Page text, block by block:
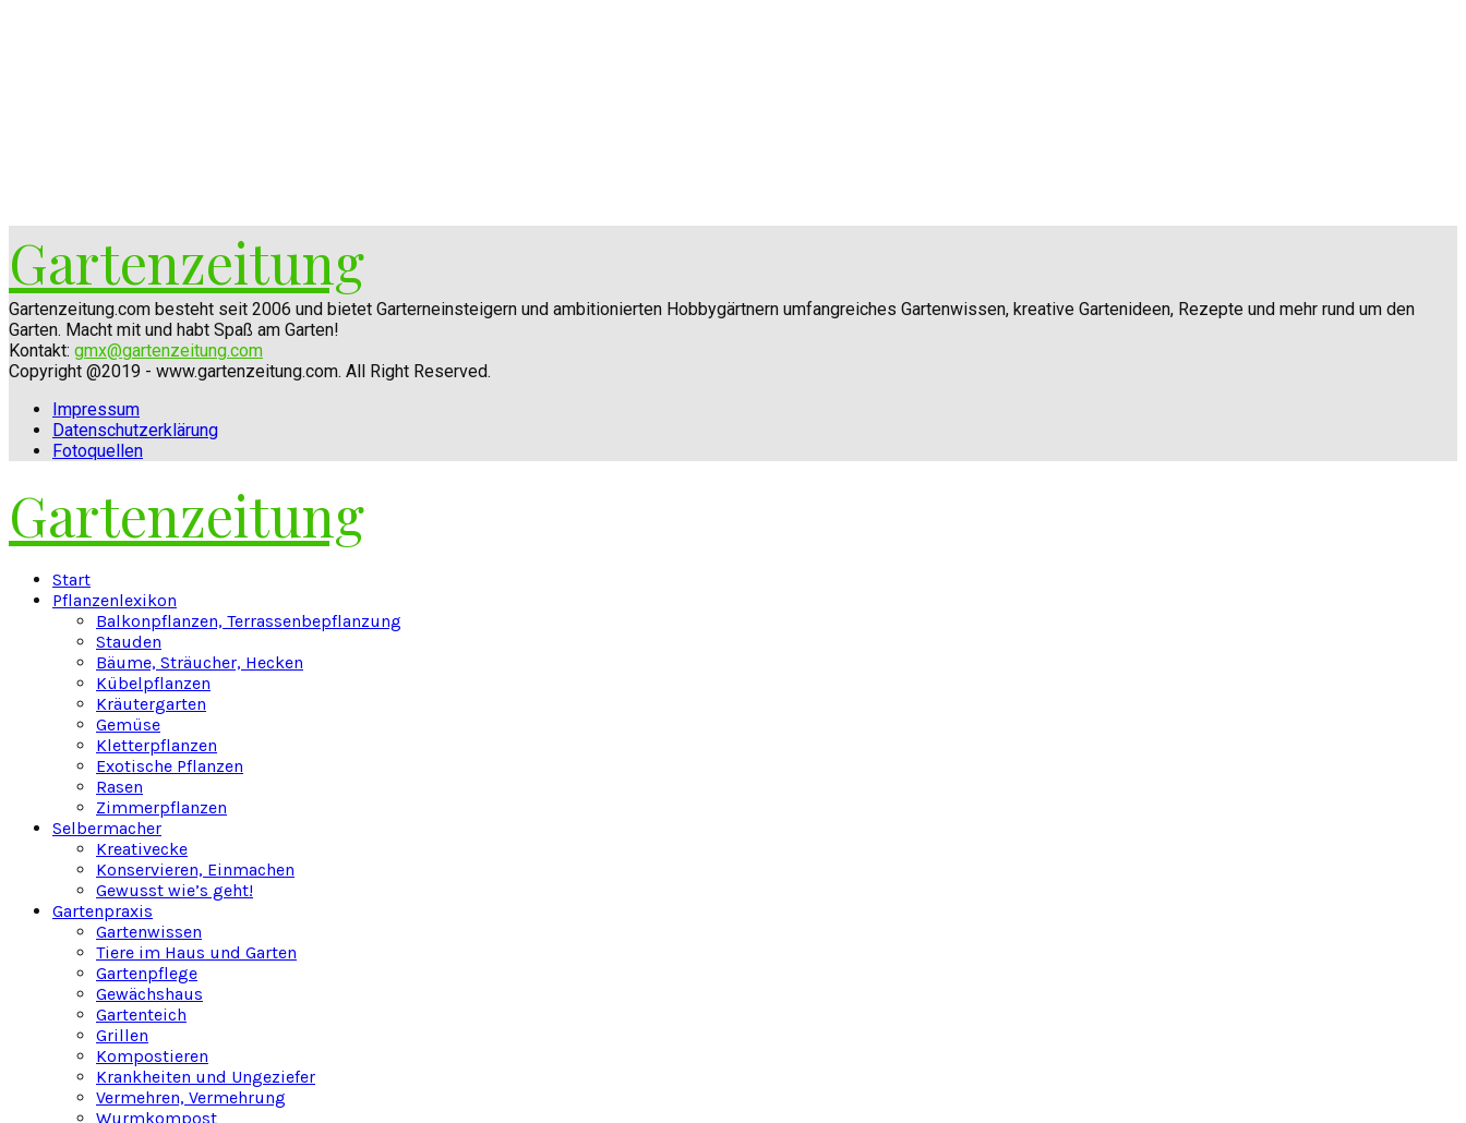
Gartenzeitung
Gartenzeitung.com besteht seit 2006 und bietet Garterneinsteigern und ambitionierten Hobbygärtnern umfangreiches Gartenwissen, kreative Gartenideen, Rezepte und mehr rund um den
Garten. Macht mit und habt Spaß am Garten!
Kontakt: gmx@gartenzeitung.com
Copyright @2019 - www.gartenzeitung.com. All Right Reserved.
Impressum
Datenschutzerklärung
Fotoquellen
Gartenzeitung
Start
Pflanzenlexikon
Balkonpflanzen, Terrassenbepflanzung
Stauden
Bäume, Sträucher, Hecken
Kübelpflanzen
Kräutergarten
Gemüse
Kletterpflanzen
Exotische Pflanzen
Rasen
Zimmerpflanzen
Selbermacher
Kreativecke
Konservieren, Einmachen
Gewusst wie’s geht!
Gartenpraxis
Gartenwissen
Tiere im Haus und Garten
Gartenpflege
Gewächshaus
Gartenteich
Grillen
Kompostieren
Krankheiten und Ungeziefer
Vermehren, Vermehrung
Wurmkompost